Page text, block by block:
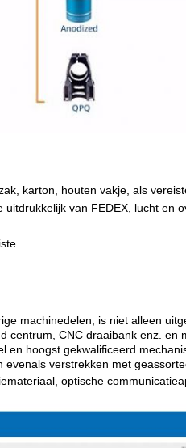
karton, houten vakje, als
van FEDEX, lucht en
machinedelen, is niet alleen
centrum, CNC draaibank enz.
en hoogst gekwalificeerd
verstrekken met
optische